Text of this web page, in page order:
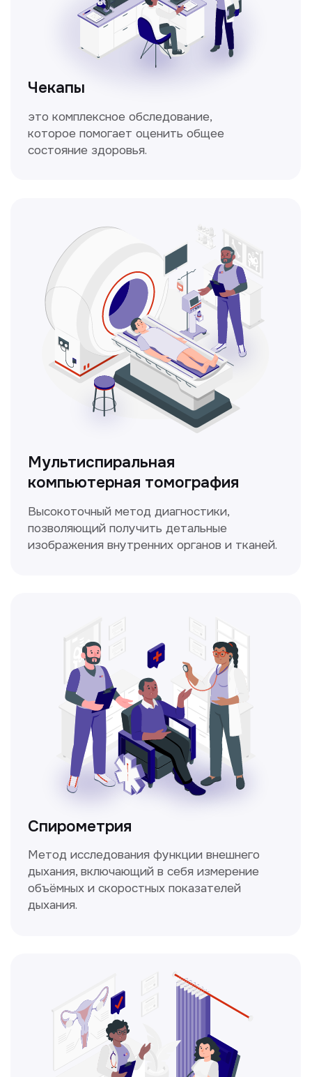
шейку матки с помощью специального
прибора — кольпоскопа.
Диагностика и лечение заболеваний
уха, горла и носа с использованием
современных методик.
ЛОР-врач
Прайс-лист
Не нашли нужную
Заполните форму, и мы всё
уточним!
Нажимая на кнопку «Получить консультацию», вы
даёте согласие на обработку персональных
Получить консультацию